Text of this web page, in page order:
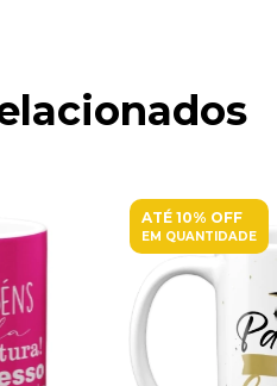
ATÉ 10% OFF
EM QUANTIDADE